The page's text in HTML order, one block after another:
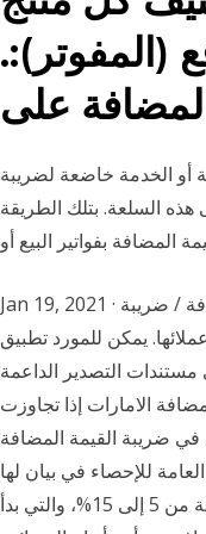
(المفوتر):.
أو الخدمة خاضعة لضريبة
السلعة. بتلك الطريقة
بفواتير البيع أو
Jan 19, 2021 · ويتم سنوياً إنجاز نحو 3 مليارات معاملة مع حل الامتثال لضريبة القيمة المضافة / ضريبة
يمكن للمورد تطبيق
على مستندات التصدير الداعمة
الامارات إذا تجاوزت
يمكن التسجيل في ضريبة القيمة المضافة
ألف درهم وقالت الهيئة العامة للإحصاء في بيان لها
اليوم الخميس، إن ارتفاع الكبير في الأسعار يعود إلى زيادة ضريبة القيمة المضافة من 5 إلى 15%، والتي بدأ